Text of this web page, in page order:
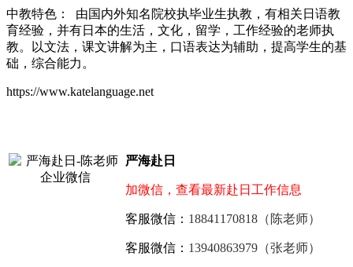
中教特色： 由国内外知名院校执毕业生执教，有相关日语教
育经验，并有日本的生活，文化，留学，工作经验的老师执
教。以文法，课文讲解为主，口语表达为辅助，提高学生的基
础，综合能力。
https://www.katelanguage.net
严海赴日
加微信，查看最新赴日工作信息
客服微信： 18841170818（陈老师）
客服微信： 13940863979（张老师）